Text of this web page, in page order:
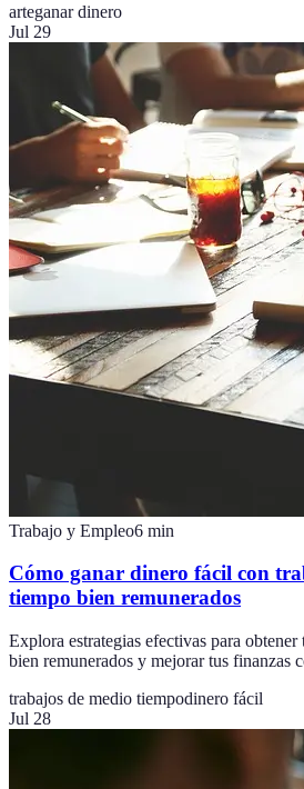
arteganar dinero
Jul 29
Trabajo y Empleo6 min
Cómo ganar dinero fácil con
tiempo bien remunerados
Explora estrategias efectivas para
bien remunerados y mejorar tus finanzas
trabajos de medio tiempodinero fácil
Jul 28